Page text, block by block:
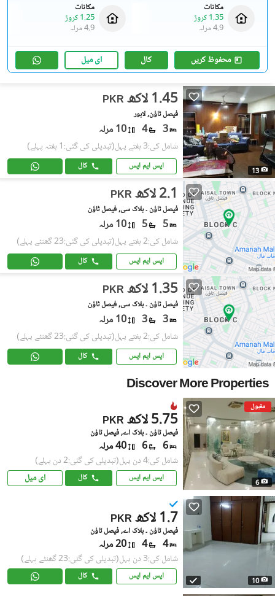
مکانات
1.35 کروڑ
4.9 مرلہ
مکانات
1.25 کروڑ
4.9 مرلہ
محفوظ کریں کال ای میل
13
PKR 1.45 لاکھ
فیصل ٹاؤن, لاہور
3
4 10 مرلہ
شامل کی:3 ہفتے پہل (تبدیلی کی گئی:1 ہفتہ پہلے)
ایس ایم ایس کال
PKR 2.1 لاکھ
فیصل ٹاؤن ۔ بلاک سی, فیصل ٹاؤن
5
5 10 مرلہ
شامل کی:2 ہفتے پہل (تبدیلی کی گئی:23 گھنٹے پہلے)
ایس ایم ایس کال
PKR 1.35 لاکھ
فیصل ٹاؤن ۔ بلاک سی, فیصل ٹاؤن
3
3 10 مرلہ
شامل کی:2 ہفتے پہل (تبدیلی کی گئی:23 گھنٹے پہلے)
ایس ایم ایس کال
Discover More Properties
مقبول
6
PKR 5.75 لاکھ
فیصل ٹاؤن ۔ بلاک اے, فیصل ٹاؤن
6
6 40 مرلہ
شامل کی:4 دن پہل (تبدیلی کی گئی:2 دن پہلے)
ایس ایم ایس کال ای میل
10
PKR 1.7 لاکھ
فیصل ٹاؤن ۔ بلاک اے, فیصل ٹاؤن
4
4 20 مرلہ
شامل کی:3 دن پہل (تبدیلی کی گئی:23 گھنٹے پہلے)
ایس ایم ایس کال